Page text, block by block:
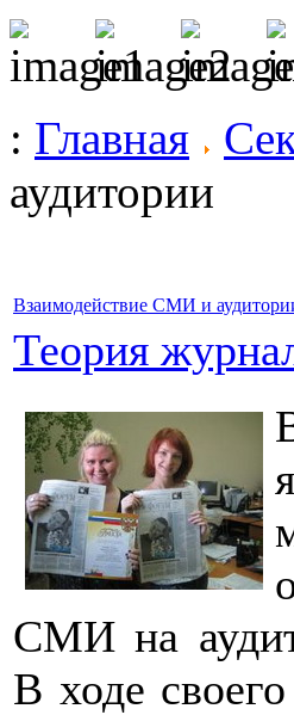
: Главная
аудитории
Взаимодействие СМИ и
Теория
СМИ на
В ходе